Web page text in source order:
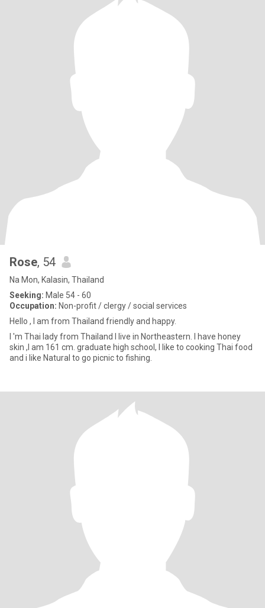
Rose, 54
Na Mon, Kalasin, Thailand
Seeking: Male 54 - 60
Occupation: Non-profit / clergy / social services
Hello , I am from Thailand friendly and happy.
I 'm Thai lady from Thailand I live in Northeastern. I have honey
skin ,I am 161 cm. graduate high school, I like to cooking Thai food
and i like Natural to go picnic to fishing.